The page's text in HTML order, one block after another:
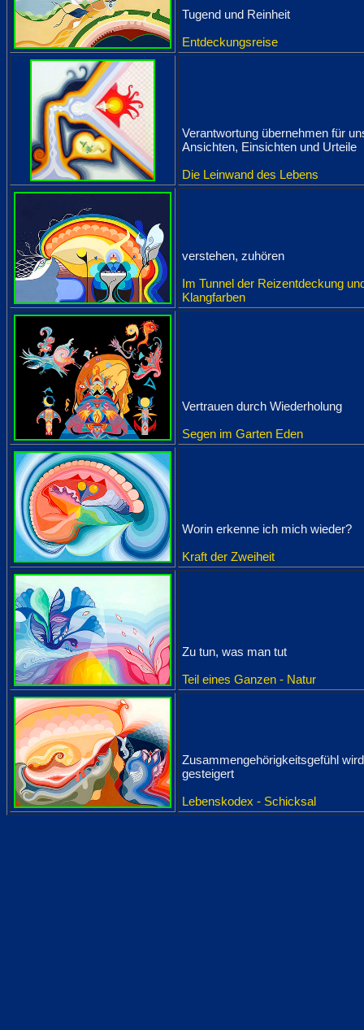
Tugend und Reinheit
Entdeckungsreise
Verantwortung übernehmen für
Ansichten, Einsichten und Urteile
Die Leinwand des Lebens
verstehen, zuhören
Im Tunnel der Reizentdeckung
Klangfarben
Vertrauen durch Wiederholung
Segen im Garten Eden
Worin erkenne ich mich wieder?
Kraft der Zweiheit
Zu tun, was man tut
Teil eines Ganzen - Natur
Zusammengehörigkeitsgefühl wird
gesteigert
Lebenskodex - Schicksal